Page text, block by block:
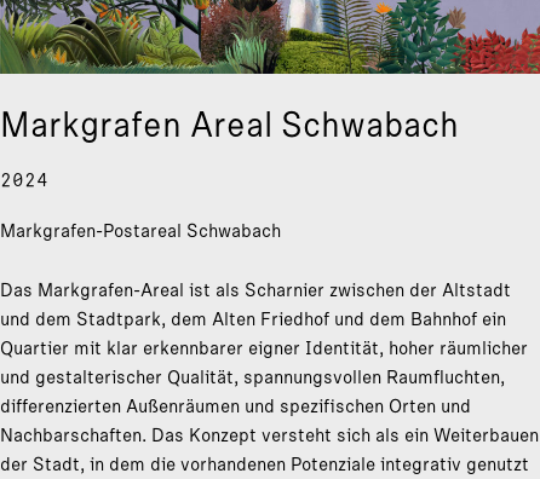
Markgrafen Areal Schwabach
2024
Markgrafen-Postareal Schwabach
Das Markgrafen-Areal ist als Scharnier zwischen der Altstadt
und dem Stadtpark, dem Alten Friedhof und dem Bahnhof ein
Quartier mit klar erkennbarer eigner Identität, hoher räumlicher
und gestalterischer Qualität, spannungsvollen Raumfluchten,
differenzierten Außenräumen und spezifischen Orten und
Nachbarschaften. Das Konzept versteht sich als ein Weiterbauen
der Stadt, in dem die vorhandenen Potenziale integrativ genutzt